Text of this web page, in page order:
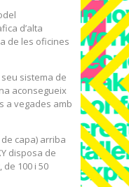
d’alta
de les oficines
sistema de
aconsegueix
a vegades amb
capa) arriba
disposa de
100 i 50